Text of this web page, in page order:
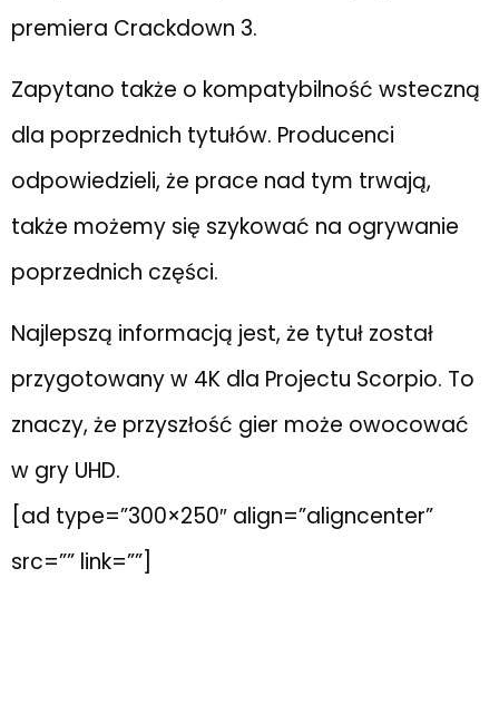
premiera Crackdown 3.
Zapytano także o kompatybilność wsteczną
dla poprzednich tytułów. Producenci
odpowiedzieli, że prace nad tym trwają,
także możemy się szykować na ogrywanie
poprzednich części.
Najlepszą informacją jest, że tytuł został
przygotowany w 4K dla Projectu Scorpio. To
znaczy, że przyszłość gier może owocować
w gry UHD.
[ad type=”300×250″ align=”aligncenter”
src=”” link=””]